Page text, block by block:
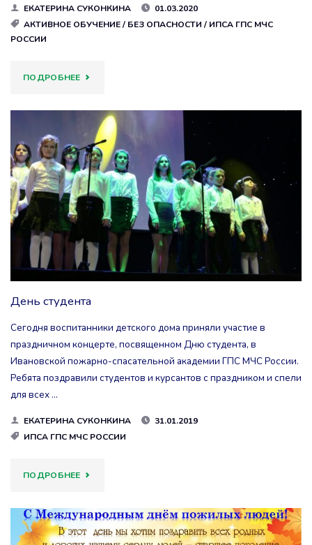
ЕКАТЕРИНА СУКОНКИНА
01.03.2020
АКТИВНОЕ ОБУЧЕНИЕ/ БЕЗ ОПАСНОСТИ / ИПСА ГПС МЧС
РОССИИ
ПОДРОБНЕЕ"ВСЕМИРНЫЙ
ГРАЖДАНСКОЙ
ОБОРОНЫ"
День студента
Сегодня воспитанники детского дома приняли участие в
праздничном концерте, посвященном Дню студента, в
Ивановской пожарно-спасательной академии ГПС МЧС России.
Ребята поздравили студентов и курсантов с праздником и спели
для всех …
ЕКАТЕРИНА СУКОНКИНА
31.01.2019
ИПСА ГПС МЧС РОССИИ
ПОДРОБНЕЕ"ДЕНЬ